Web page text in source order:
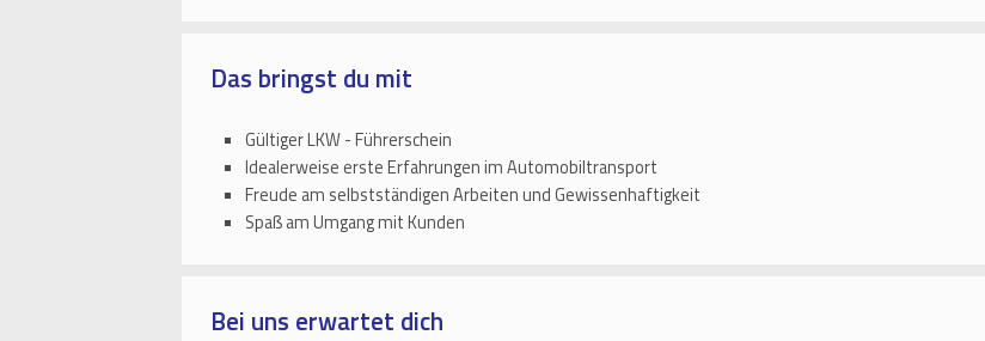
Das bringst du mit
Gültiger LKW - Führerschein
Idealerweise erste Erfahrungen im Automobiltransport
Freude am selbstständigen Arbeiten und Gewissenhaftigkeit
Spaß am Umgang mit Kunden
Bei uns erwartet dich